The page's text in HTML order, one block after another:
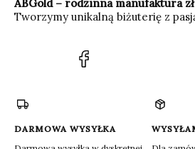
ABGold – rodzinna manufaktura
Tworzymy unikalną biżuterię z
DARMOWA WYSYŁKA